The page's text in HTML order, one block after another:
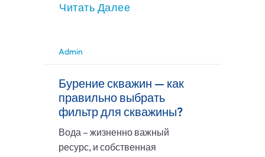
Читать Далее
Admin
Бурение скважин — как
правильно выбрать
фильтр для скважины?
Вода – жизненно важный
ресурс, и собственная